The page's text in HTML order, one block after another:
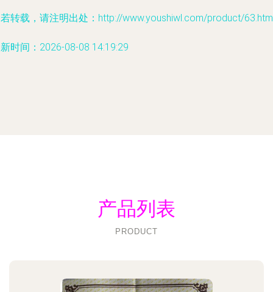
转载，请注明出处：http://www.youshiwl.com/product/
时间：2026-08-08 14:19:29
产品列表
PRODUCT